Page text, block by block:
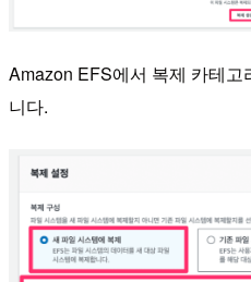
Amazon EFS에서 복제 카테
니다.